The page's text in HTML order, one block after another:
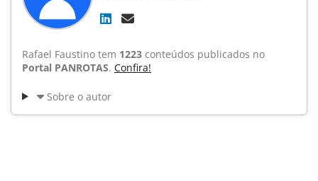
Rafael Faustino tem 1223 conteúdos publicados no
Portal PANROTAS. Confira!
Sobre o autor